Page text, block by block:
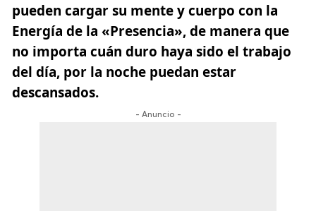
pueden cargar su mente y cuerpo con la
Energía de la «Presencia», de manera que
no importa cuán duro haya sido el trabajo
del día, por la noche puedan estar
descansados.
- Anuncio -